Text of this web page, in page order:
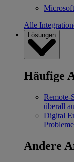
Alle
Lösungen
Häufige
Remote-
überall
Digital
Andere